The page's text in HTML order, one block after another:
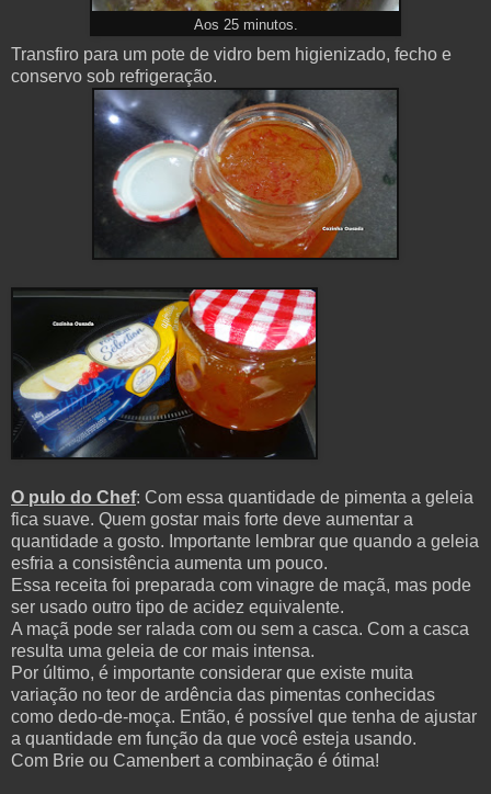
Aos 25 minutos.
Transfiro para um pote de vidro bem higienizado, fecho e
conservo sob refrigeração.
O pulo do Chef: Com essa quantidade de pimenta a geleia
fica suave. Quem gostar mais forte deve aumentar a
quantidade a gosto. Importante lembrar que quando a geleia
esfria a consistência aumenta um pouco.
Essa receita foi preparada com vinagre de maçã, mas pode
ser usado outro tipo de acidez equivalente.
A maçã pode ser ralada com ou sem a casca. Com a casca
resulta uma geleia de cor mais intensa.
Por último, é importante considerar que existe muita
variação no teor de ardência das pimentas conhecidas
como dedo-de-moça. Então, é possível que tenha de ajustar
a quantidade em função da que você esteja usando.
Com Brie ou Camenbert a combinação é ótima!